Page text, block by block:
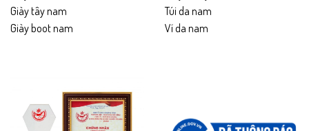
Giày tây nam
Giày boot nam
Túi da nam
Ví da nam